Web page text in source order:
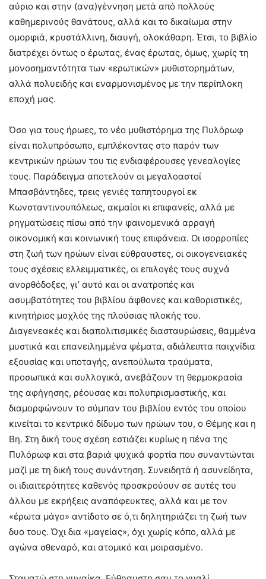
αύριο και στην (ανα)γέννηση μετά από πολλούς
καθημερινούς θανάτους, αλλά και το δικαίωμα στην
ομορφιά, κρυστάλλινη, διαυγή, ολοκάθαρη. Έτσι, το βιβλίο
διατρέχει όντως ο έρωτας, ένας έρωτας, όμως, χωρίς τη
μονοσημαντότητα των «ερωτικών» μυθιστορημάτων,
αλλά πολυειδής και εναρμονισμένος με την περίπλοκη
εποχή μας.
Όσο για τους ήρωες, το νέο μυθιστόρημα της Πυλόρωφ
είναι πολυπρόσωπο, εμπλέκοντας στο παρόν των
κεντρικών ηρώων του τις ενδιαφέρουσες γενεαλογίες
τους. Παράδειγμα αποτελούν οι μεγαλοαστοί
Μπασβάντηδες, τρεις γενιές ταπητουργοί εκ
Κωνσταντινουπόλεως, ακμαίοι κι επιφανείς, αλλά με
ρηγματώσεις πίσω από την φαινομενικά αρραγή
οικονομική και κοινωνική τους επιφάνεια. Οι ισορροπίες
στη ζωή των ηρώων είναι εύθραυστες, οι οικογενειακές
τους σχέσεις ελλειμματικές, οι επιλογές τους συχνά
ανορθόδοξες, γι’ αυτό και οι ανατροπές και
ασυμβατότητες του βιβλίου άφθονες και καθοριστικές,
κινητήριος μοχλός της πλούσιας πλοκής του.
Διαγενεακές και διαπολιτισμικές διασταυρώσεις, θαμμένα
μυστικά και επανειλημμένα ψέματα, αδιάλειπτα παιχνίδια
εξουσίας και υποταγής, ανεπούλωτα τραύματα,
προσωπικά και συλλογικά, ανεβάζουν τη θερμοκρασία
της αφήγησης, ρέουσας και πολυπρισμαστικής, και
διαμορφώνουν το σύμπαν του βιβλίου εντός του οποίου
κινείται το κεντρικό δίδυμο των ηρώων του, ο Θέμης και η
Βη. Στη δική τους σχέση εστιάζει κυρίως η πένα της
Πυλόρωφ και στα βαριά ψυχικά φορτία που συναντώνται
μαζί με τη δική τους συνάντηση. Συνειδητά ή ασυνείδητα,
οι ιδιαιτερότητες καθενός προσκρούουν σε αυτές του
άλλου με εκρήξεις αναπόφευκτες, αλλά και με τον
«έρωτα μάγο» αντίδοτο σε ό,τι δηλητηριάζει τη ζωή των
δυο τους. Όχι δια «μαγείας», όχι χωρίς κόπο, αλλά με
αγώνα σθεναρό, και ατομικό και μοιρασμένο.